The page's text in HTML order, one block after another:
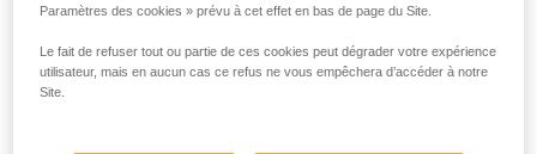
Paramètres des cookies » prévu à cet effet en bas de page du Site.
Le fait de refuser tout ou partie de ces cookies peut dégrader votre expérience
utilisateur, mais en aucun cas ce refus ne vous empêchera d’accéder à notre
Site.